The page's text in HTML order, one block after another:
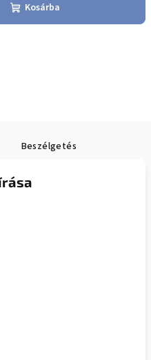
Kosárba
Beszélgetés